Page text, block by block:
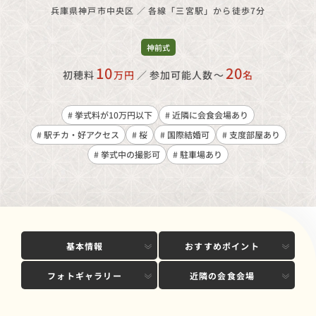
兵庫県神戸市中央区 ／ 各線「三宮駅」から徒歩7分
神前式
初穂料 10万円 ／ 参加可能人数〜20名
# 挙式料が10万円以下
# 近隣に会食会場あり
# 駅チカ・好アクセス
# 桜 # 国際結婚可
# 支度部屋あり
# 挙式中の撮影可
# 駐車場あり
基本情報 おすすめポイント
フォトギャラリー 近隣の会食会場